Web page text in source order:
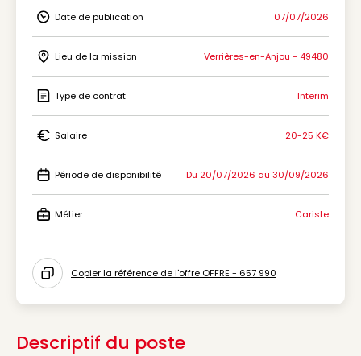
Icon Date de publication
Date de publication 07/07/2026
Icon Lieu de la mission
Lieu de la mission Verrières-en-Anjou - 49480
Icon Type de contrat
Type de contrat Interim
Icon Salaire
Salaire 20-25 K€
Icon Période de disponibilité
Période de disponibilité Du 20/07/2026 au 30/09/2026
Métier Cariste
Icon copy to clipboard
Copier la référence de l'offre OFFRE - 657 990
Descriptif du poste